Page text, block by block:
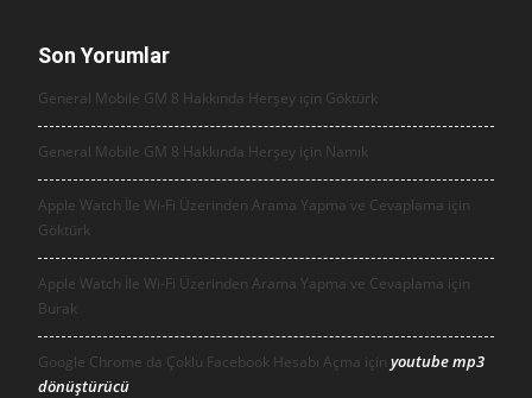
Son Yorumlar
General Mobile GM 8 Hakkında Herşey için Göktürk
General Mobile GM 8 Hakkında Herşey için Namık
Apple Watch İle Wi-Fi Üzerinden Arama Yapma ve Cevaplama için
Göktürk
Apple Watch İle Wi-Fi Üzerinden Arama Yapma ve Cevaplama için
Burak
Google Chrome da Çoklu Facebook Hesabı Açma için youtube mp3
dönüştürücü